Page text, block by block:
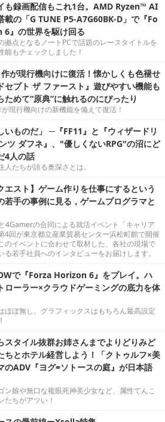
も録画配信もこれ1台。AMD Ryzen™ AI
載の「G TUNE P5-A7G60BK-D」で『Fo
』の世界を駆け回る
拠点となるノートPCで話題のレースタイトルを
能もチェックしました！
が現行機向けに復活！懐かしくも色褪せ
セプト ザ ファースト』遊びやすい機能も
ためて“原典”に触れるのにぴったり
現行機向けの新機能を備えて復活！
いものだ」 ─『FF11』と『ウィザードリ
ツ ダフネ』、"優しくないRPG"の沼にど
4人の話
人たちが語る奥深さとは。
エスト】ゲーム作りを仕事にするという
若手の事例に見る，ゲームプログラマと
4Gamerの合同による就活イベント「キャリア
4回が東京都立産業貿易センター浜松町館で開催
のイベントに合わせて取材した、各社の現場で
る若手社員へのインタビューをお届けします。
で『Forza Horizon 6』をプレイ。ハ
ローラー×クラウドゲーミングの底力を体
ほぼ無し。グラフィックスはもちろん最高設定
スタイル抜群お姉さんまでよりどりみど
ちとホテル経営しよう！「クトゥルフ×美
のADV『ヨグ=ソトースの庭』が日本語
ン娘や無口な複眼死神美少女など、属性てんこ
たちがアツい！